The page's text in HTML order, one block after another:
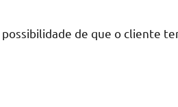
de que o cliente